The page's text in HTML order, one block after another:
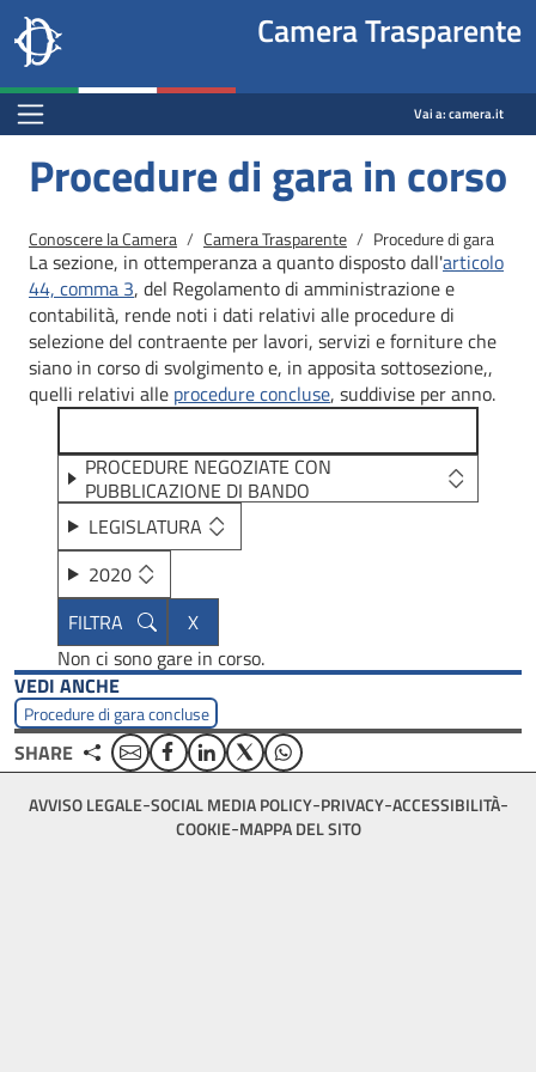
Salta al contenuto principale
Salta al menu di navigazione
Site
header
block
Camera dei deputati
Camera Trasparente
Menu Bar block
Vai a:camera.it
Procedure di gara in corso
Briciole di pane
Conoscere la Camera Camera Trasparente Procedure di gara
La sezione, in ottemperanza a quanto disposto dall'articolo
44, comma 3, del Regolamento di amministrazione e
contabilità, rende noti i dati relativi alle procedure di
selezione del contraente per lavori, servizi e forniture che
siano in corso di svolgimento e, in apposita sottosezione,,
quelli relativi alle procedure concluse, suddivise per anno.
PROCEDURE NEGOZIATE CON
PUBBLICAZIONE DI BANDO
LEGISLATURA
2020
Non ci sono gare in corso.
VEDI ANCHE
Procedure di gara concluse
SHARE EmailFacebookLinkedinTwitterWhatsApp
Footer
bottom
AVVISO LEGALE SOCIAL MEDIA POLICY PRIVACY ACCESSIBILITÀ
COOKIE MAPPA DEL SITO
Fine pagina
Salta al contenuto principale
Salta al menu di navigazione
Vai a inizio pagina